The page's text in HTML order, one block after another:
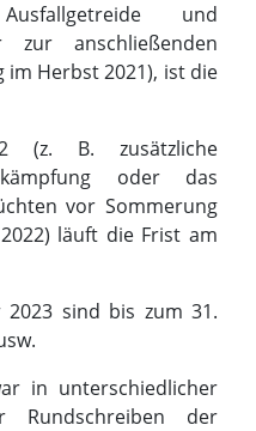
und
zur anschließenden
Herbst 2021), ist die
(z. B. zusätzliche
oder das
vor Sommerung
läuft die Frist am
2023 sind bis zum 31.
in unterschiedlicher
der